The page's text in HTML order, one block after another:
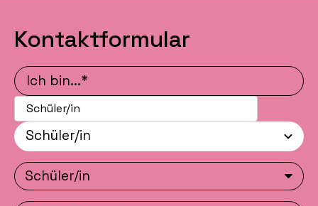
Kontaktformular
Ich bin...*
Schüler/in